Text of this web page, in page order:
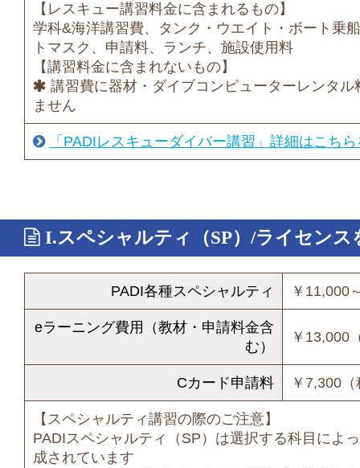
【レスキュー講習料金に含まれるもの】
学科&海洋講習費、タンク・ウエイト・ボート乗
トマスク、申請料、ランチ、施設使用料
【講習料金に含まれないもの】
講習費に器材・ダイブコンピューターレンタル
ません
「PADIレスキューダイバー講習」詳細はこち
I.スペシャルティ（SP）/ライセンス
PADI各種スペシャルティ ￥11,000
eラーニング費用（教材・申請料金含
む）
￥13,000
Cカード申請料 ￥7,300
【スペシャルティ講習の際のご注意】
PADIスペシャルティ（SP）は選択する科目によ
成されています